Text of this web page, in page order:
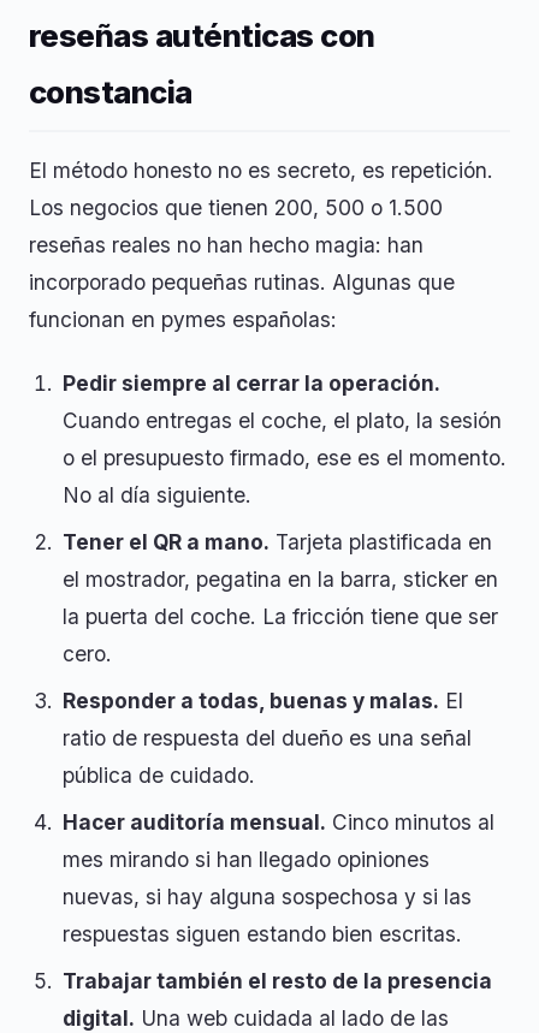
reseñas auténticas con
constancia
El método honesto no es secreto, es repetición.
Los negocios que tienen 200, 500 o 1.500
reseñas reales no han hecho magia: han
incorporado pequeñas rutinas. Algunas que
funcionan en pymes españolas:
Pedir siempre al cerrar la operación.
Cuando entregas el coche, el plato, la sesión
o el presupuesto firmado, ese es el momento.
No al día siguiente.
Tener el QR a mano. Tarjeta plastificada en
el mostrador, pegatina en la barra, sticker en
la puerta del coche. La fricción tiene que ser
cero.
Responder a todas, buenas y malas. El
ratio de respuesta del dueño es una señal
pública de cuidado.
Hacer auditoría mensual. Cinco minutos al
mes mirando si han llegado opiniones
nuevas, si hay alguna sospechosa y si las
respuestas siguen estando bien escritas.
Trabajar también el resto de la presencia
digital. Una web cuidada al lado de las